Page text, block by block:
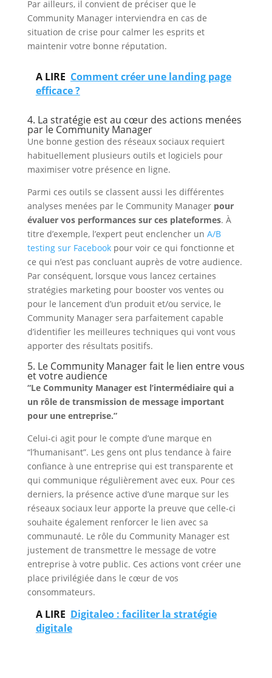
Par ailleurs, il convient de préciser que le
Community Manager interviendra en cas de
situation de crise pour calmer les esprits et
maintenir votre bonne réputation.
A LIRE Comment créer une landing page
efficace ?
4. La stratégie est au cœur des actions menées
par le Community Manager
Une bonne gestion des réseaux sociaux requiert
habituellement plusieurs outils et logiciels pour
maximiser votre présence en ligne.
Parmi ces outils se classent aussi les différentes
analyses menées par le Community Manager pour
évaluer vos performances sur ces plateformes. À
titre d’exemple, l’expert peut enclencher un A/B
testing sur Facebookpour voir ce qui fonctionne et
ce qui n’est pas concluant auprès de votre audience.
Par conséquent, lorsque vous lancez certaines
stratégies marketing pour booster vos ventes ou
pour le lancement d’un produit et/ou service, le
Community Manager sera parfaitement capable
d’identifier les meilleures techniques qui vont vous
apporter des résultats positifs.
5. Le Community Manager fait le lien entre vous
et votre audience
“Le Community Manager est l’intermédiaire qui a
un rôle de transmission de message important
pour une entreprise.”
Celui-ci agit pour le compte d’une marque en
“l’humanisant”. Les gens ont plus tendance à faire
confiance à une entreprise qui est transparente et
qui communique régulièrement avec eux. Pour ces
derniers, la présence active d’une marque sur les
réseaux sociaux leur apporte la preuve que celle-ci
souhaite également renforcer le lien avec sa
communauté. Le rôle du Community Manager est
justement de transmettre le message de votre
entreprise à votre public. Ces actions vont créer une
place privilégiée dans le cœur de vos
consommateurs.
A LIRE Digitaleo : faciliter la stratégie
digitale